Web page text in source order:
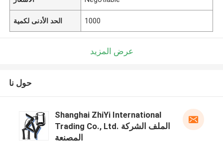
الحد الأدنى لكمية 1000
عرض المزيد
حول نا
Shanghai ZhiYi International
Trading Co., Ltd. الملف الشركة
المصنعة